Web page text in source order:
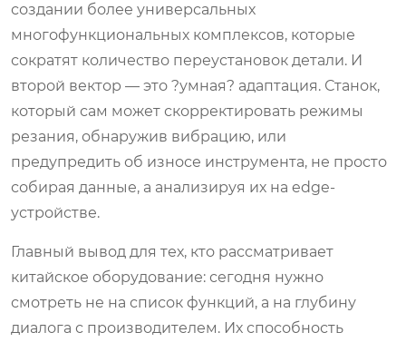
создании более универсальных
многофункциональных комплексов, которые
сократят количество переустановок детали. И
второй вектор — это ?умная? адаптация. Станок,
который сам может скорректировать режимы
резания, обнаружив вибрацию, или
предупредить об износе инструмента, не просто
собирая данные, а анализируя их на edge-
устройстве.
Главный вывод для тех, кто рассматривает
китайское оборудование: сегодня нужно
смотреть не на список функций, а на глубину
диалога с производителем. Их способность